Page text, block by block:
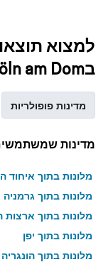
למצוא
בCerano City Hotel Köln am Dom
מדינות פופולריות
מדינות
מלונות בתוך איחוד
מלונות בתוך גרמניה
מלונות בתוך ארצות
מלונות בתוך יפן
מלונות בתוך הונגריה